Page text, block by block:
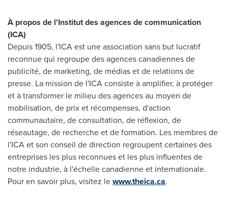
À propos de l'Institut des agences de communication
(ICA)
Depuis 1905, l'ICA est une association sans but lucratif
reconnue qui regroupe des agences canadiennes de
publicité, de marketing, de médias et de relations de
presse. La mission de l'ICA consiste à amplifier, à protéger
et à transformer le milieu des agences au moyen de
mobilisation, de prix et récompenses, d'action
communautaire, de consultation, de réflexion, de
réseautage, de recherche et de formation. Les membres de
l'ICA et son conseil de direction regroupent certaines des
entreprises les plus reconnues et les plus influentes de
notre industrie, à l'échelle canadienne et internationale.
Pour en savoir plus, visitez lewww.theica.ca.